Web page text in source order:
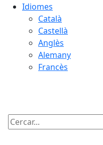
Idiomes
Català
Castellà
Anglès
Alemany
Francès
Cercar: